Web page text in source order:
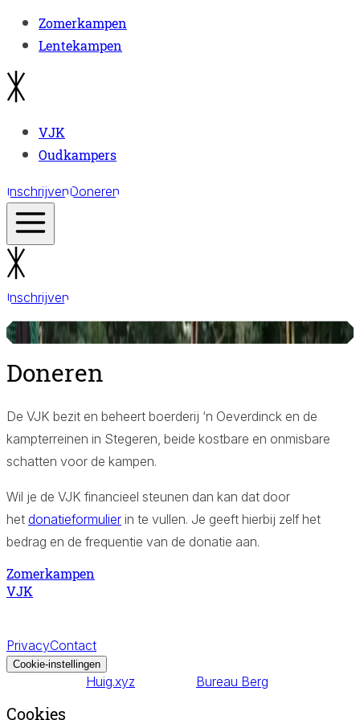
Zomerkampen
Lentekampen
VJK
Oudkampers
InschrijvenDoneren
Inschrijven
© VJK
Doneren
Aa
De VJK bezit en beheert boerderij ‘n Oeverdinck en de
kampterreinen in Stegeren, beide kostbare en onmisbare
schatten voor de kampen.
Aa
Wil je de VJK financieel steunen dan kan dat door
het donatieformulier in te vullen. Je geeft hierbij zelf het
bedrag en de frequentie van de donatie aan.
Zomerkampen
VJK
PrivacyContact
Cookie-instellingen
Huig.xyz Bureau Berg